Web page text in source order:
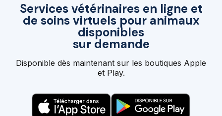
Services vétérinaires en ligne et
de soins virtuels pour animaux
disponibles
sur demande
Disponible dès maintenant sur les boutiques Apple
et Play.